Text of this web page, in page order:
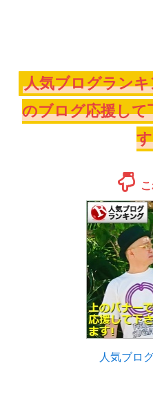
人気ブログラン
のブログ応援し
人気ブロ